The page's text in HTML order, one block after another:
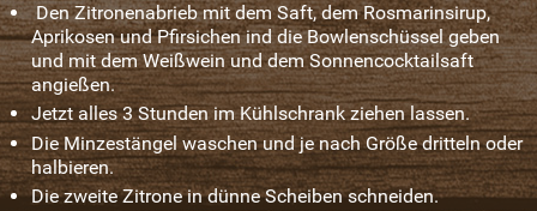
Den Zitronenabrieb mit dem Saft, dem Rosmarinsirup,
Aprikosen und Pfirsichen ind die Bowlenschüssel geben
und mit dem Weißwein und dem Sonnencocktailsaft
angießen.
Jetzt alles 3 Stunden im Kühlschrank ziehen lassen.
Die Minzestängel waschen und je nach Größe dritteln oder
halbieren.
Die zweite Zitrone in dünne Scheiben schneiden.